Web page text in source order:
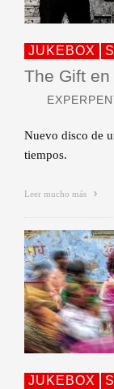
JUKEBOX
The Gift
Nuevo disco de
tiempos.
Leer mucho más
JUKEBOX